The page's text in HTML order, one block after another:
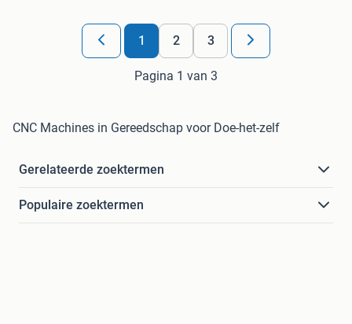
1 2 3
Pagina 1 van 3
CNC Machines in Gereedschap voor Doe-het-zelf
Gerelateerde zoektermen
Populaire zoektermen